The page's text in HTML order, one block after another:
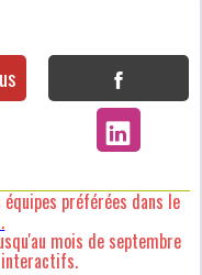
préférées dans le
.
mois de septembre
interactifs.